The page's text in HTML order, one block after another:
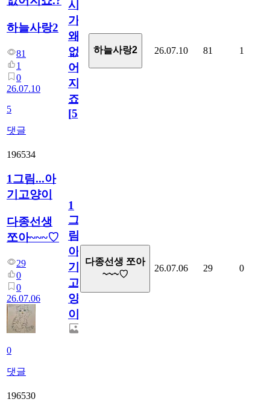
하늘사랑2
81
1
0
26.07.10
5
댓글
시
가
왜
없
어
지
죠.?
[5]
하늘사랑2 26.07.10 81 1
196534
1그림...아
기고양이
다종선생
쪼아~~~♡
29
0
0
26.07.06
0
댓글
1
그
림...
아
기
고
양
이
다종선생 쪼아
~~~♡
26.07.06 29 0
196530